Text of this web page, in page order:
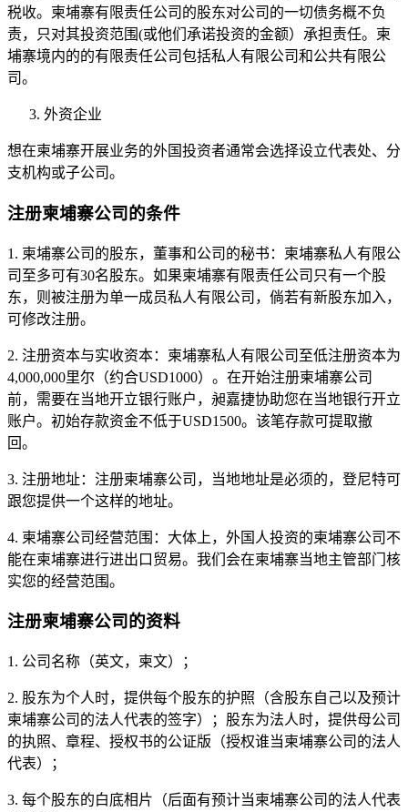
税收。柬埔寨有限责任公司的股东对公司的一切债务概不负
责，只对其投资范围(或他们承诺投资的金额）承担责任。柬
埔寨境内的的有限责任公司包括私人有限公司和公共有限公
司。
外资企业
想在柬埔寨开展业务的外国投资者通常会选择设立代表处、分
支机构或子公司。
注册柬埔寨公司的条件
1. 柬埔寨公司的股东，董事和公司的秘书：柬埔寨私人有限公
司至多可有30名股东。如果柬埔寨有限责任公司只有一个股
东，则被注册为单一成员私人有限公司，倘若有新股东加入，
可修改注册。
2. 注册资本与实收资本：柬埔寨私人有限公司至低注册资本为
4,000,000里尔（约合USD1000）。在开始注册柬埔寨公司
前，需要在当地开立银行账户，昶嘉捷协助您在当地银行开立
账户。初始存款资金不低于USD1500。该笔存款可提取撤
回。
3. 注册地址：注册柬埔寨公司，当地地址是必须的，登尼特可
跟您提供一个这样的地址。
4. 柬埔寨公司经营范围：大体上，外国人投资的柬埔寨公司不
能在柬埔寨进行进出口贸易。我们会在柬埔寨当地主管部门核
实您的经营范围。
注册柬埔寨公司的资料
1. 公司名称（英文，柬文）；
2. 股东为个人时，提供每个股东的护照（含股东自己以及预计
柬埔寨公司的法人代表的签字）；股东为法人时，提供母公司
的执照、章程、授权书的公证版（授权谁当柬埔寨公司的法人
代表）；
3. 每个股东的白底相片（后面有预计当柬埔寨公司的法人代表